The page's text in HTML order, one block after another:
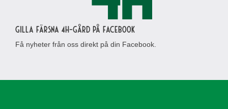
Gilla Färsna 4H-gård på Facebook
Få nyheter från oss direkt på din Facebook.